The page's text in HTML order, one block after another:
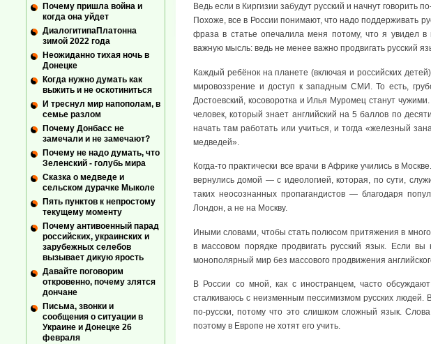
Ведь если в Киргизии забудут русский и начнут говорить
Похоже, все в России понимают, что надо поддерживать
фраза в статье опечалила меня потому, что я увидел в
важную мысль: ведь не менее важно продвигать русский
Каждый ребёнок на планете (включая и российских
мировоззрение и доступ к западным СМИ. То есть,
Достоевский, косоворотка и Илья Муромец станут
человек, который знает английский на 5 баллов по
начать там работать или учиться, и тогда «железный
медведей».
Когда-то практически все врачи в Африке учились в
вернулись домой — с идеологией, которая, по сути,
таких неосознанных пропагандистов — благодаря
Лондон, а не на Москву.
Иными словами, чтобы стать полюсом притяжения в
в массовом порядке продвигать русский язык. Если
монополярный мир без массового продвижения
В России со мной, как с иностранцем, часто
сталкиваюсь с неизменным пессимизмом русских
по-русски, потому что это слишком сложный язык.
поэтому в Европе не хотят его учить.
Почему пришла война и
когда она уйдет
ДиалогитипаПлатонна
зимой 2022 года
Неожиданно тихая ночь в
Донецке
Когда нужно думать как
выжить и не оскотиниться
И треснул мир напополам, в
семье разлом
Почему Донбасс не
замечали и не замечают?
Почему не надо думать, что
Зеленский - голубь мира
Сказка о медведе и
сельском дурачке Мыколе
Пять пунктов к непростому
текущему моменту
Почему антивоенный парад
российских, украинских и
зарубежных селебов
вызывает дикую ярость
Давайте поговорим
откровенно, почему злятся
дончане
Письма, звонки и
сообщения о ситуации в
Украине и Донецке 26
февраля